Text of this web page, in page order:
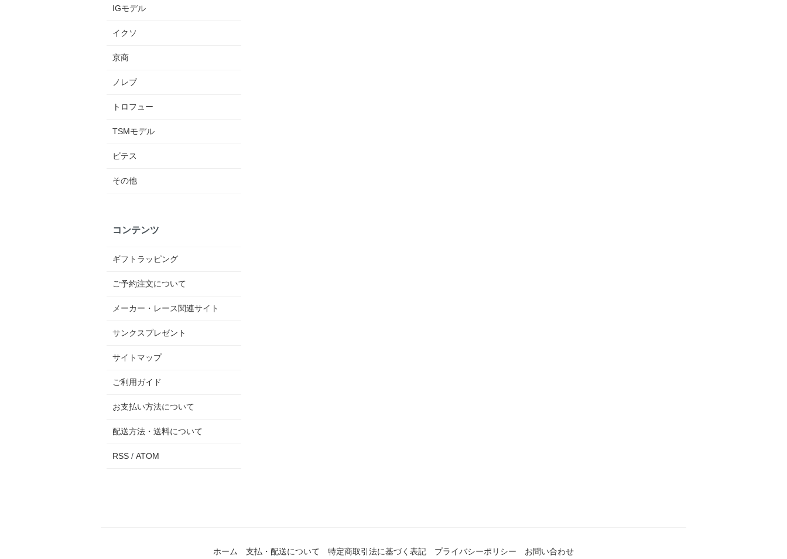
IGモデル
イクソ
京商
ノレブ
トロフュー
TSMモデル
ビテス
その他
コンテンツ
ギフトラッピング
ご予約注文について
メーカー・レース関連サイト
サンクスプレゼント
サイトマップ
ご利用ガイド
お支払い方法について
配送方法・送料について
RSS / ATOM
ホーム 支払・配送について 特定商取引法に基づく表記 プライバシーポリシー お問い合わせ